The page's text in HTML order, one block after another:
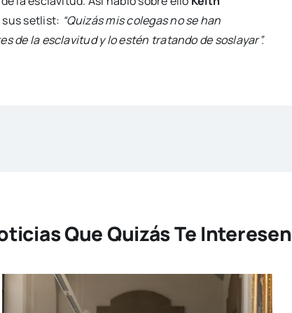
setlist: “Quizás mis colegas no se han
de la esclavitud y lo estén tratando de soslayar”.
Que Quizás Te Interesen